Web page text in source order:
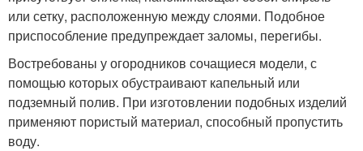
или сетку, расположенную между слоями. Подобное
приспособление предупреждает заломы, перегибы.
Востребованы у огородников сочащиеся модели, с
помощью которых обустраивают капельный или
подземный полив. При изготовлении подобных изделий
применяют пористый материал, способный пропустить
воду.